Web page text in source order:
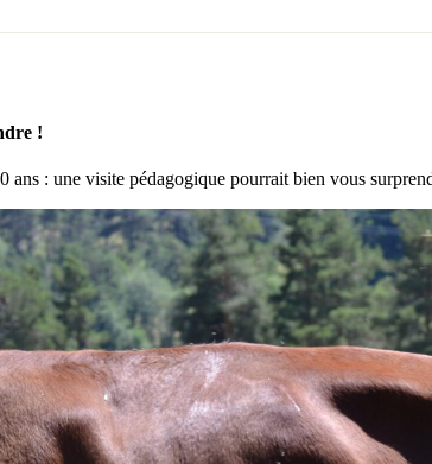
!
: une visite pédagogique pourrait bien vous